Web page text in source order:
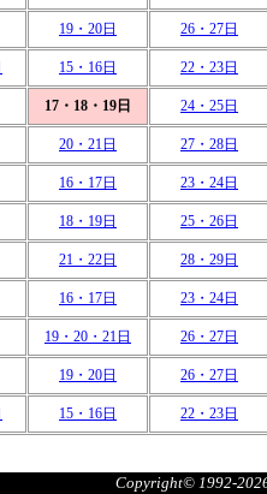
19・20日 26・27日
15・16日 22・23日
17・18・19日 24・25日
20・21日 27・28日
16・17日 23・24日
18・19日 25・26日
21・22日 28・29日
16・17日 23・24日
19・20・21日 26・27日
19・20日 26・27日
15・16日 22・23日
Copyright© 1992-